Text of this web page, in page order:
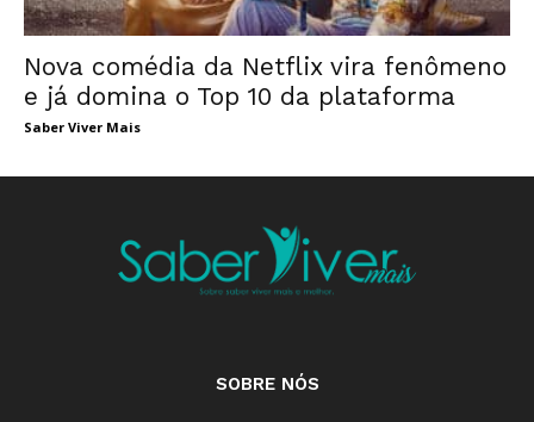
Nova comédia da Netflix vira fenômeno
e já domina o Top 10 da plataforma
Saber Viver Mais
SOBRE NÓS